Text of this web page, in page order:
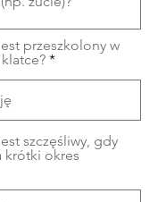
przeszkolony w
szczęśliwy, gdy
krótki okres